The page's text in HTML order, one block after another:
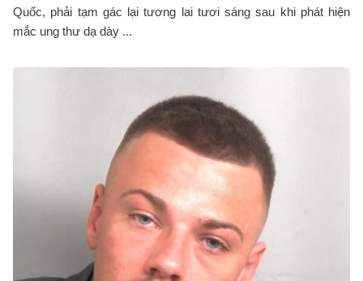
Quốc, phải tạm gác lại tương lai tươi sáng sau khi phát hiện
mắc ung thư dạ dày ...